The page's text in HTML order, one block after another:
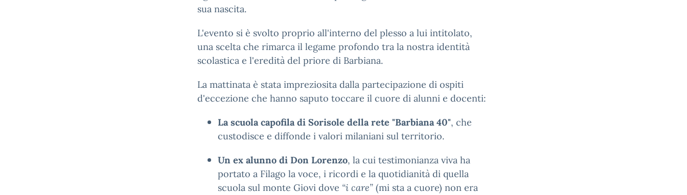
sua nascita.
L'evento si è svolto proprio all'interno del plesso a lui intitolato,
una scelta che rimarca il legame profondo tra la nostra identità
scolastica e l'eredità del priore di Barbiana.
La mattinata è stata impreziosita dalla partecipazione di ospiti
d'eccezione che hanno saputo toccare il cuore di alunni e docenti:
La scuola capofila di Sorisole della rete "Barbiana 40", che
custodisce e diffonde i valori milaniani sul territorio.
Un ex alunno di Don Lorenzo, la cui testimonianza viva ha
portato a Filago la voce, i ricordi e la quotidianità di quella
scuola sul monte Giovi dove “i care” (mi sta a cuore) non era